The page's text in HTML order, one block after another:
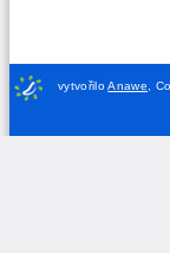
vytvořiloAnawe